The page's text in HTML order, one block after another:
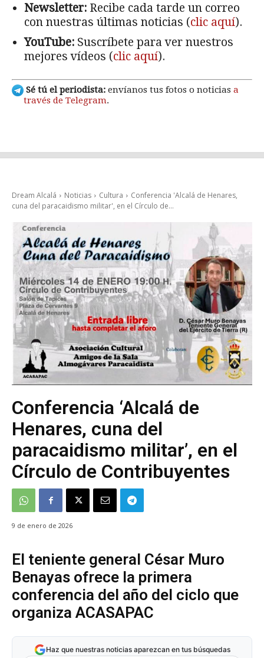
Newsletter: Recibe cada tarde un correo
con nuestras últimas noticias (clic aquí).
YouTube: Suscríbete para ver nuestros
mejores vídeos (clic aquí).
Sé tú el periodista: envíanos tus fotos o noticias a
través de Telegram.